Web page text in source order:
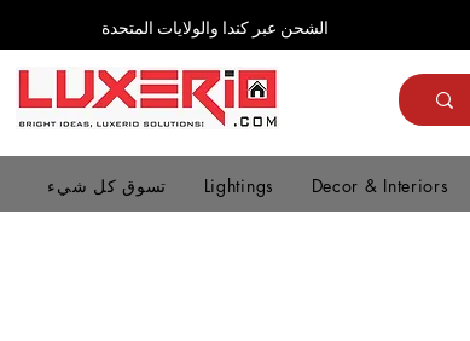
الشحن عبر كندا والولايات المتحدة
تسوق كل شيء Lightings Decor & Interiors